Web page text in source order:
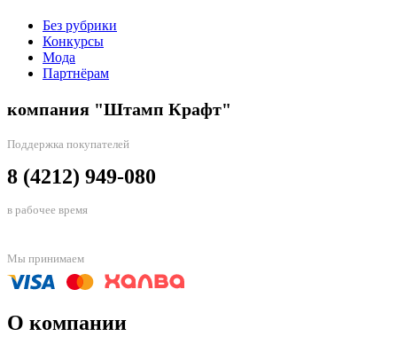
Без рубрики
Конкурсы
Мода
Партнёрам
компания "Штамп Крафт"
Поддержка покупателей
8 (4212) 949-080
в рабочее время
Мы принимаем
О компании